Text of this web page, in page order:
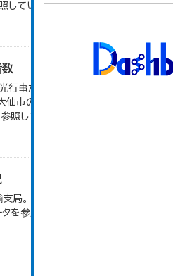
しています。
数
行事が開催されなかったもの
仙市の統計「15-1 主要観光行
照しています。
局。 大仙市の統計「8-3 自動
を参照しています。 令和2年